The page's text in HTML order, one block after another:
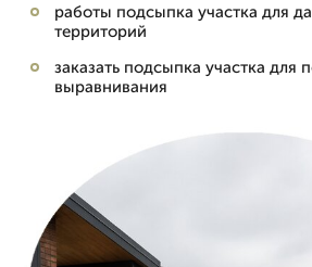
работы подсыпка участка для
территорий
заказать подсыпка участка для
выравнивания